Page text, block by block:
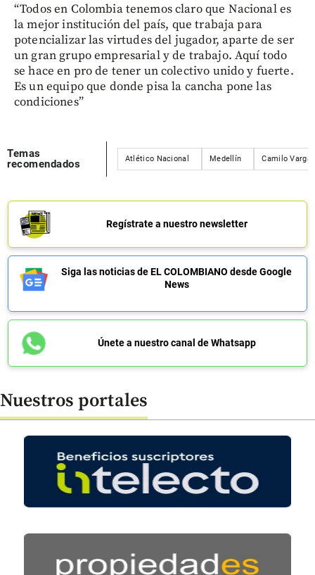
“Todos en Colombia tenemos claro que Nacional es
la mejor institución del país, que trabaja para
potencializar las virtudes del jugador, aparte de ser
un gran grupo empresarial y de trabajo. Aquí todo
se hace en pro de tener un colectivo unido y fuerte.
Es un equipo que donde pisa la cancha pone las
condiciones”
Temas
recomendados
Atlético Nacional Medellín Camilo
Regístrate a nuestro newsletter
Siga las noticias de EL COLOMBIANO desde Google
News
Únete a nuestro canal de Whatsapp
Nuestros portales